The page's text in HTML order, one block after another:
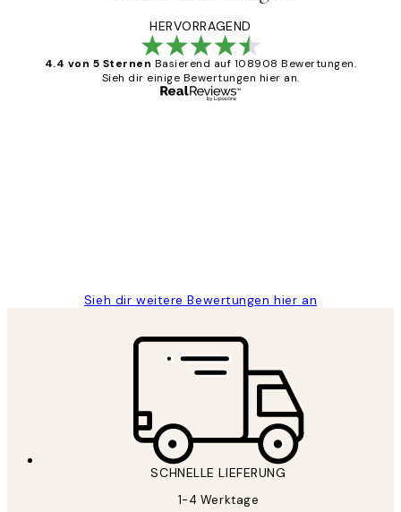
HERVORRAGEND
4.4 von 5 Sternen Basierend auf 108908 Bewertungen.
Sieh dir einige Bewertungen hier an.
Sieh dir weitere Bewertungen hier an
SCHNELLE LIEFERUNG
1-4 Werktage